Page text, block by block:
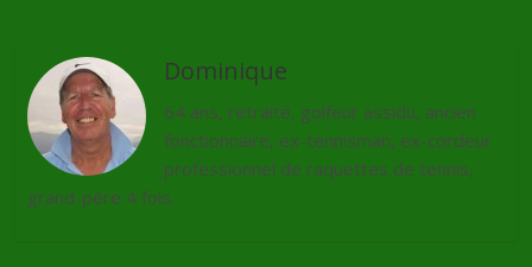
Dominique
64 ans, retraité, golfeur assidu, ancien
fonctionnaire, ex-tennisman, ex-cordeur
professionnel de raquettes de tennis,
grand-père 4 fois.